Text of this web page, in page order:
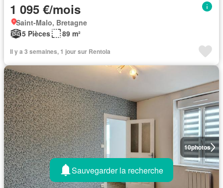
1 095 €/mois
Saint-Malo, Bretagne
5 Pièces
89 m²
Il y a 3 semaines, 1 jour sur Rentola
10photos
Sauvegarder la recherche